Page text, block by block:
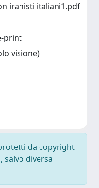
iranisti italiani1.pdf
print
visione)
da copyright
salvo diversa